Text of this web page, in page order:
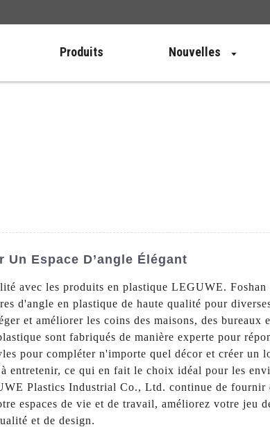
Produits Nouvelles
Espace D’angle Élégant
avec les produits en plastique LEGUWE.
d'angle en plastique de haute qualité pour
et améliorer les coins des maisons, des bureaux
sont fabriqués de manière experte pour
pour compléter n'importe quel décor et créer un
entretenir, ce qui en fait le choix idéal pour les
Plastics Industrial Co., Ltd. continue de fournir
espaces de vie et de travail, améliorez votre jeu
et de design.